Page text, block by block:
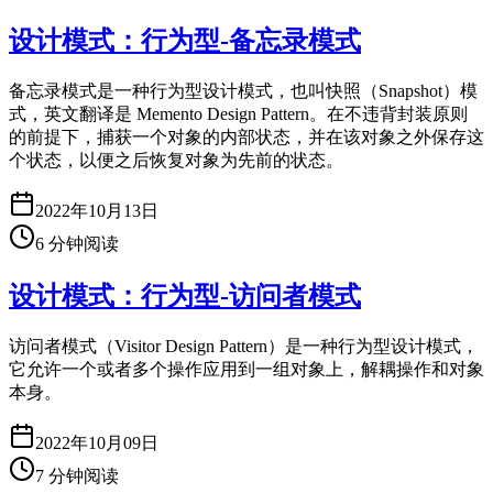
设计模式：行为型-备忘录模式
备忘录模式是一种行为型设计模式，也叫快照（Snapshot）模
式，英文翻译是 Memento Design Pattern。在不违背封装原则
的前提下，捕获一个对象的内部状态，并在该对象之外保存这
个状态，以便之后恢复对象为先前的状态。
2022年10月13日
6 分钟阅读
设计模式：行为型-访问者模式
访问者模式（Visitor Design Pattern）是一种行为型设计模式，
它允许一个或者多个操作应用到一组对象上，解耦操作和对象
本身。
2022年10月09日
7 分钟阅读